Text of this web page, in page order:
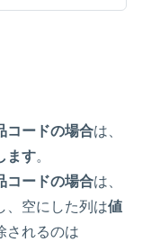
コードの場合は、
ます。
コードの場合は、
、空にした列は値
されるのは